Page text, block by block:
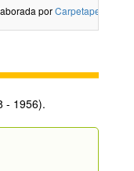
por
- 1956).